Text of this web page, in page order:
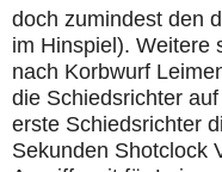
doch zumindest den
im Hinspiel). Weitere
nach Korbwurf
die Schiedsrichter
erste Schiedsrichter
Sekunden Shotclock